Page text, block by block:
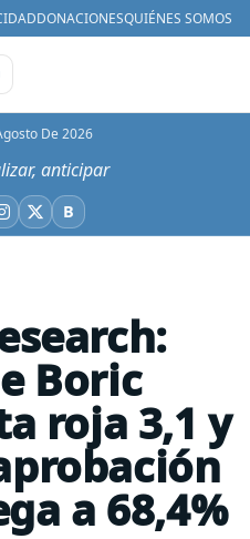
DONACIONESQUIÉNES SOMOS
De 2026
anticipar
Instagram
X BBluesky
Boric
roja 3,1 y
a 68,4%